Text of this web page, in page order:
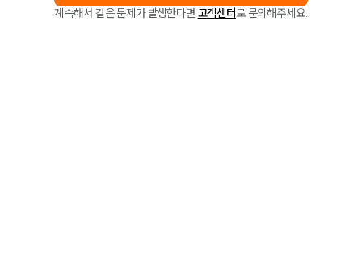
계속해서 같은 문제가 발생한다면 고객센터로 문의해주세요.